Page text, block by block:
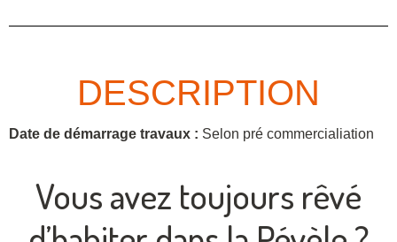
DESCRIPTION
Date de démarrage travaux : Selon pré commercialiation
Vous avez toujours rêvé